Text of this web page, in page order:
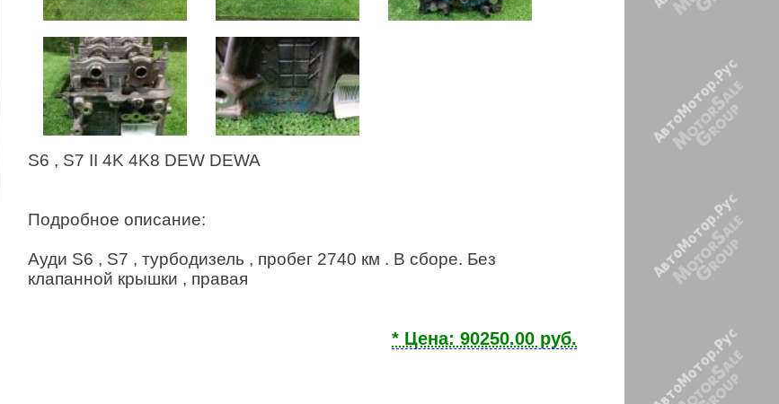
S6 , S7 II 4K 4K8 DEW DEWA
Подробное описание:
Ауди S6 , S7 , турбодизель , пробег 2740 км . В сборе. Без
клапанной крышки , правая
* Цена: 90250.00 руб.